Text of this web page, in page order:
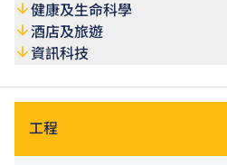
資助詳情請參閱Vplus專才進修
VTC終身學習
健康及生命科學
酒店及旅遊
資訊科技
工程